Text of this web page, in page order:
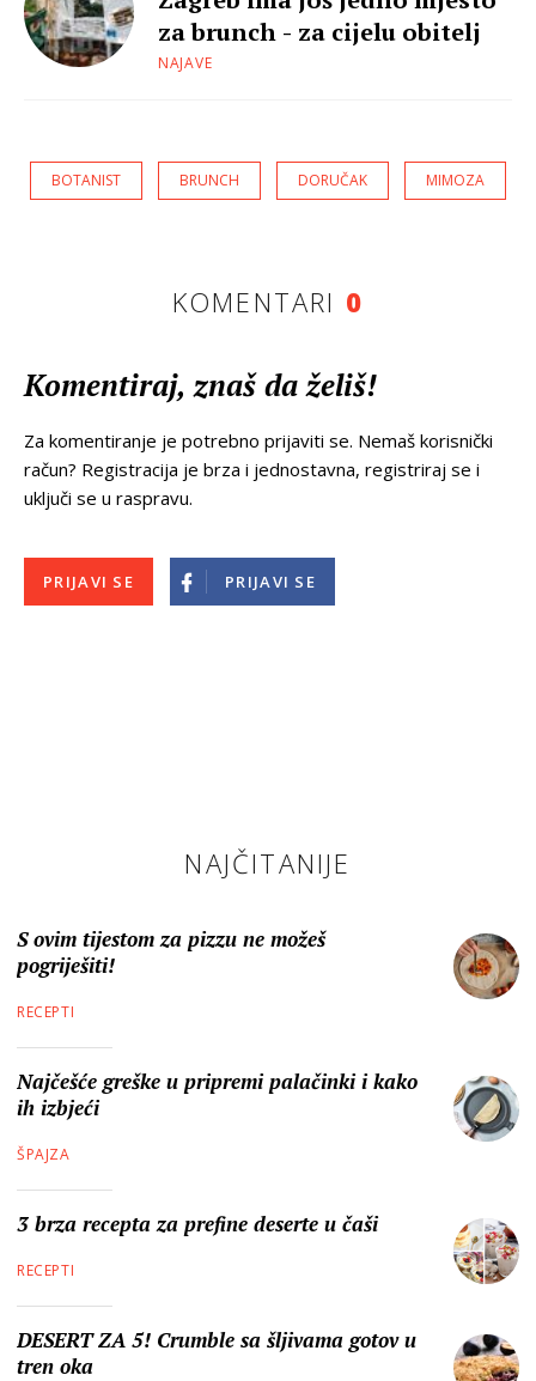
za brunch - za cijelu obitelj
NAJAVE
BOTANIST BRUNCH DORUČAK MIMOZA
KOMENTARI 0
Komentiraj, znaš da želiš!
Za komentiranje je potrebno prijaviti se. Nemaš korisnički
račun? Registracija je brza i jednostavna, registriraj se i
uključi se u raspravu.
PRIJAVI SE PRIJAVI SE
NAJČITANIJE
S ovim tijestom za pizzu ne možeš
pogriješiti!
RECEPTI
Najčešće greške u pripremi palačinki i kako
ih izbjeći
ŠPAJZA
3 brza recepta za prefine deserte u čaši
RECEPTI
DESERT ZA 5! Crumble sa šljivama gotov u
tren oka